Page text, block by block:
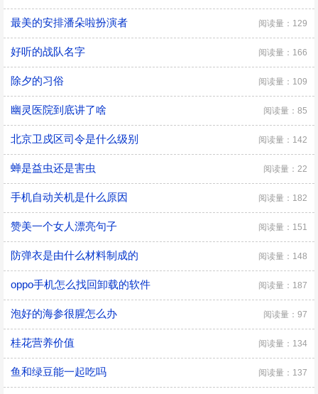
最美的安排潘朵啦扮演者 阅读量：129
好听的战队名字 阅读量：166
除夕的习俗 阅读量：109
幽灵医院到底讲了啥 阅读量：85
北京卫戍区司令是什么级别 阅读量：142
蝉是益虫还是害虫 阅读量：22
手机自动关机是什么原因 阅读量：182
赞美一个女人漂亮句子 阅读量：151
防弹衣是由什么材料制成的 阅读量：148
oppo手机怎么找回卸载的软件 阅读量：187
泡好的海参很腥怎么办 阅读量：97
桂花营养价值 阅读量：134
鱼和绿豆能一起吃吗 阅读量：137